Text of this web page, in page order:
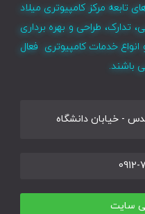
مرکز کامپیوتری میلاد
تدارک، طراحی و بهره برداری
خدمات کامپیوتری فعال
باشند.
- خیابان دانشگاه
سایت